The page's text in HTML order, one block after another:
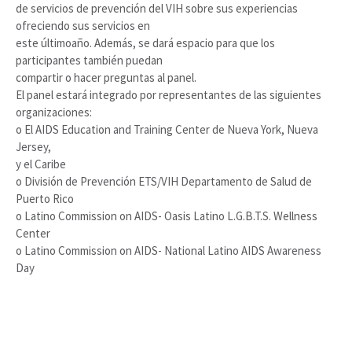
de servicios de prevención del VIH sobre sus experiencias
ofreciendo sus servicios en
este últimoaño. Además, se dará espacio para que los
participantes también puedan
compartir o hacer preguntas al panel.
El panel estará integrado por representantes de las siguientes
organizaciones:
o El AIDS Education and Training Center de Nueva York, Nueva
Jersey,
y el Caribe
o División de Prevención ETS/VIH Departamento de Salud de
Puerto Rico
o Latino Commission on AIDS- Oasis Latino L.G.B.T.S. Wellness
Center
o Latino Commission on AIDS- National Latino AIDS Awareness
Day